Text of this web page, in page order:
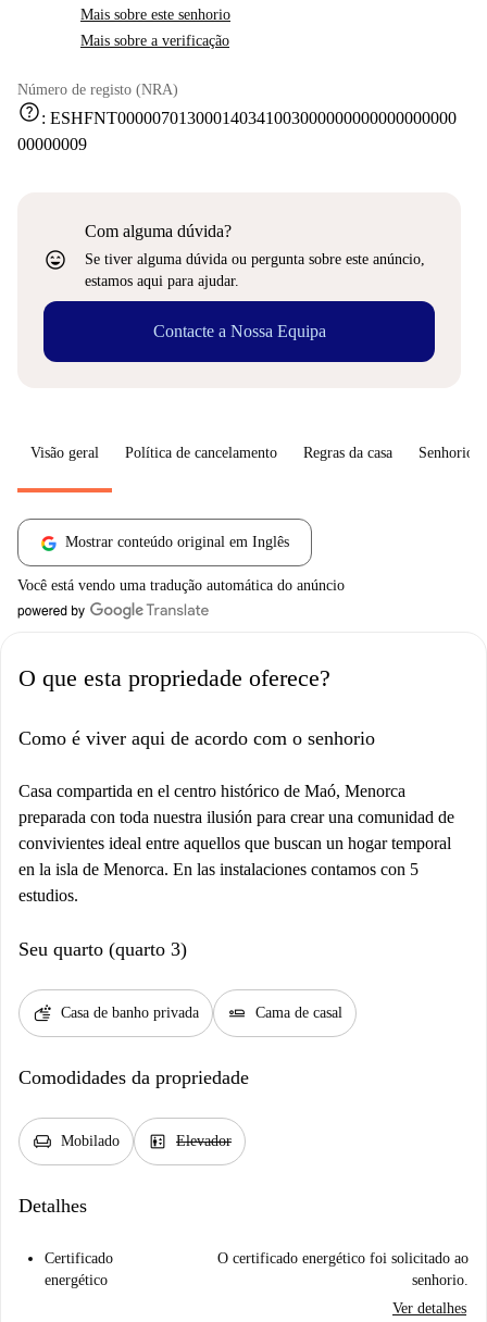
Mais sobre este senhorio
Mais sobre a verificação
Número de registo (NRA)
help: ESHFNT000007013000140341003000000000000000000
00000009
sentiment_very_satisfied
Com alguma dúvida?
Se tiver alguma dúvida ou pergunta sobre este anúncio,
estamos aqui para ajudar.
Contacte a Nossa Equipa
Visão geral Política de cancelamento Regras da casa Senhorio
Mostrar conteúdo original em Inglês
Você está vendo uma tradução automática do anúncio
O que esta propriedade oferece?
Como é viver aqui de acordo com o senhorio
Casa compartida en el centro histórico de Maó, Menorca
preparada con toda nuestra ilusión para crear una comunidad de
convivientes ideal entre aquellos que buscan un hogar temporal
en la isla de Menorca. En las instalaciones contamos con 5
estudios.
Seu quarto (quarto 3)
soap Casa de banho privada airline_seat_flat Cama de casal
Comodidades da propriedade
chair Mobilado elevator Elevador
Detalhes
Certificado
energético
O certificado energético foi solicitado ao
senhorio.
Ver detalhes